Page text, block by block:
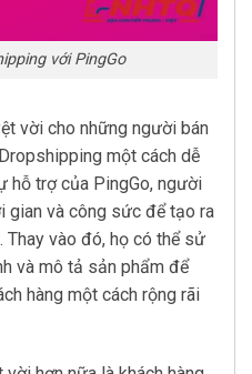
với PingGo
vời cho những người bán
một cách dễ
hỗ trợ của PingGo, người
gian và công sức để tạo ra
Thay vào đó, họ có thể sử
và mô tả sản phẩm để
hàng một cách rộng rãi